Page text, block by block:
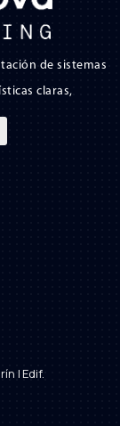
de sistemas
claras,
| Edif.